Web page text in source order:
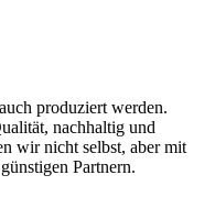
produziert werden.
nachhaltig und
wir nicht selbst, aber mit
Partnern.